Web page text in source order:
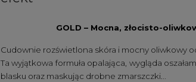
GOLD – Mocna, złocisto-
Cudownie rozświetlona skóra i mocny oliwkowy
Ta wyjątkowa formuła opalająca, wygląda
blasku oraz maskując drobne zmarszczki. ..